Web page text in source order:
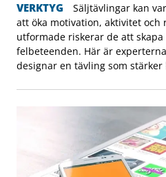
VERKTYG
Säljtävlingar kan
att öka motivation, aktivitet och
utformade riskerar de att
felbeteenden. Här är
designar en tävling som